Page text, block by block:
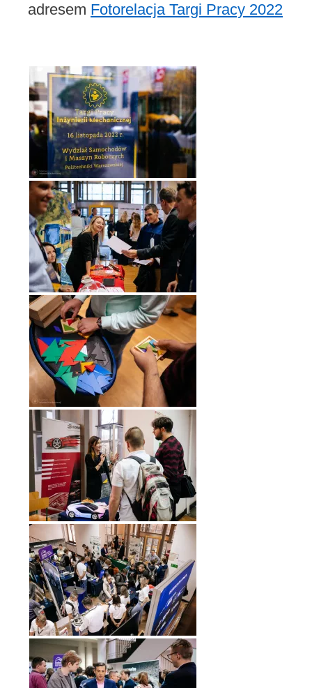
adresem Fotorelacja Targi Pracy 2022